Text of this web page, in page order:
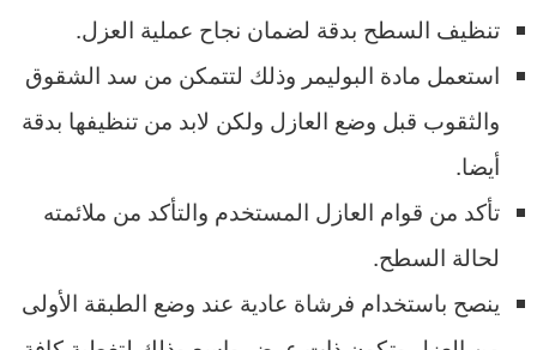
تنظيف السطح بدقة لضمان نجاح عملية العزل.
استعمل مادة البوليمر وذلك لتتمكن من سد الشقوق
والثقوب قبل وضع العازل ولكن لابد من تنظيفها بدقة
أيضا.
تأكد من قوام العازل المستخدم والتأكد من ملائمته
لحالة السطح.
ينصح باستخدام فرشاة عادية عند وضع الطبقة الأولى